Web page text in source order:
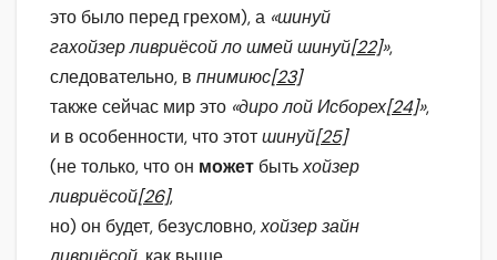
это было перед грехом), а «шинуй
гахойзер ливриёсой ло шмей шинуй[22]»,
следовательно, в пнимиюс[23]
также сейчас мир это «диро лой Исборех[24]»,
и в особенности, что этотшинуй[25]
(не только, что он может бытьхойзер
ливриёсой[26],
но) он будет, безусловно,хойзер зайн